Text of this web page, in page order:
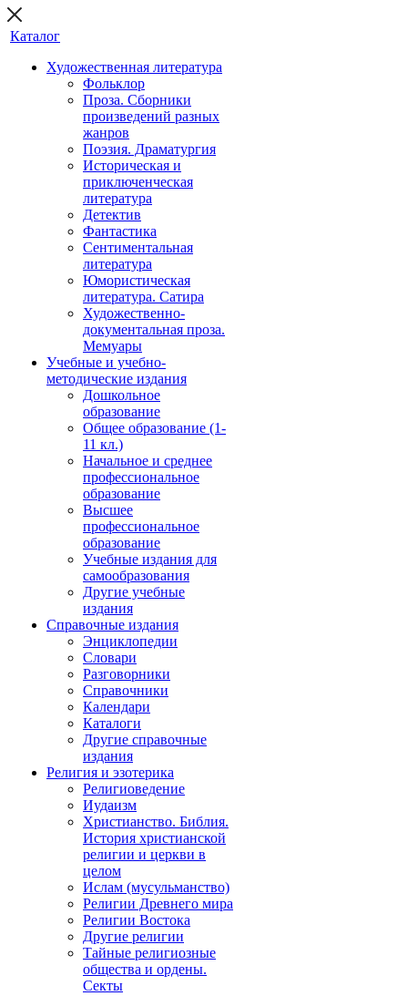
Каталог
Художественная литература
Фольклор
Проза. Сборники
произведений разных
жанров
Поэзия. Драматургия
Историческая и
приключенческая
литература
Детектив
Фантастика
Сентиментальная
литература
Юмористическая
литература. Сатира
Художественно-
документальная проза.
Мемуары
Учебные и учебно-
методические издания
Дошкольное
образование
Общее образование (1-
11 кл.)
Начальное и среднее
профессиональное
образование
Высшее
профессиональное
образование
Учебные издания для
самообразования
Другие учебные
издания
Справочные издания
Энциклопедии
Словари
Разговорники
Справочники
Календари
Каталоги
Другие справочные
издания
Религия и эзотерика
Религиоведение
Иудаизм
Христианство. Библия.
История христианской
религии и церкви в
целом
Ислам (мусульманство)
Религии Древнего мира
Религии Востока
Другие религии
Тайные религиозные
общества и ордены.
Секты